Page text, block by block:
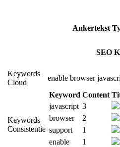
Ankertekst
SEO
Keywords
Cloud
enable browser
Keywords
Consistentie
Keyword Content
javascript 3
browser
2
support
1
enable
1